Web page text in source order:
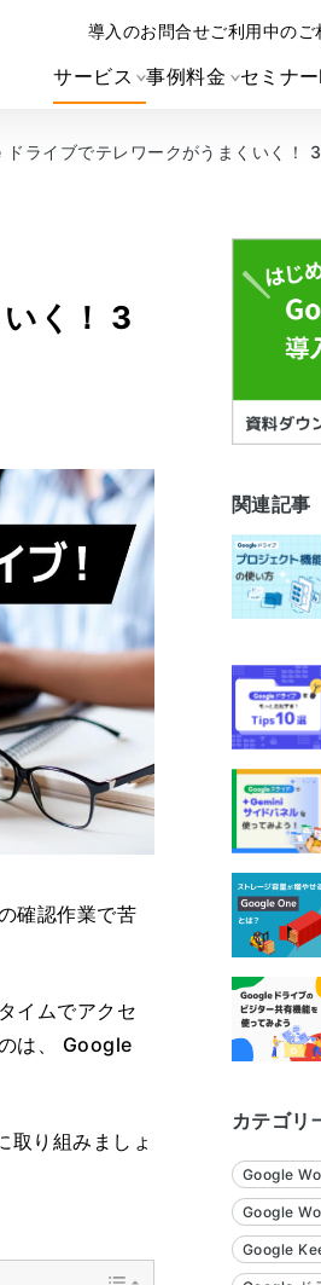
サービス 事例料金 セミナー
導入のお問合せご利用中のご
ドライブでテレワークがうまくいく！
く！ 3
確認作業で苦
イムでアクセ
は、 Google
取り組みましょ
関連記事
カテゴリ
Google
Google
Google